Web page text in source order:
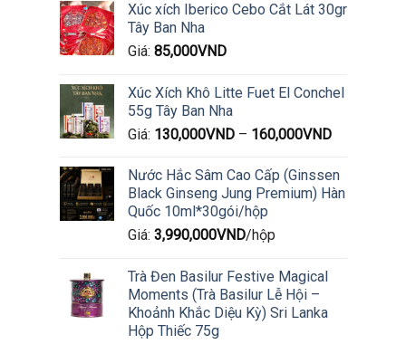
Xúc xích Iberico Cebo Cắt Lát 30gr
Tây Ban Nha
Giá: 85,000VND
Xúc Xích Khô Litte Fuet El Conchel
55g Tây Ban Nha
Giá: 130,000VND– 160,000VND
Nước Hắc Sâm Cao Cấp (Ginssen
Black Ginseng Jung Premium) Hàn
Quốc 10ml*30gói/hộp
Giá: 3,990,000VND/hộp
Trà Đen Basilur Festive Magical
Moments (Trà Basilur Lễ Hội –
Khoảnh Khắc Diệu Kỳ) Sri Lanka
Hộp Thiếc 75g